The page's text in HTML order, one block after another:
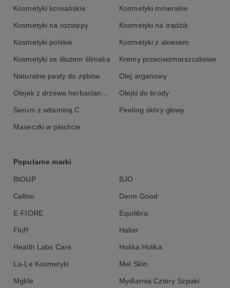
zadziałania składników czynnych. Wyjdź z domowego spa
Epsom Magnesium Sulfate, Olej rycynowy Ricinus communis
kakaowe Theobroma Cacao Seed Butter, Olej makadamia
Macadamia Ternifolia Seed Oil, Olej jojoba Simmondsia Chinensis
Oil, Olejek mandarynkowy Citrus Reticulata Peel Oil, Olejek
eteryczny May Chang Litsea Cubeba Essential Oil.
Kosmetyki koreańskie Kosmetyki mineralne
Kosmetyki na rozstępy Kosmetyki na trądzik
Kosmetyki polskie Kosmetyki z aloesem
Kosmetyki ze śluzem ślimaka Kremy przeciwzmarszczkowe
Naturalne pasty do zębów Olej arganowy
Olejek z drzewa herbacianego Olejki do brody
Serum z witaminą C Peeling skóry głowy
Maseczki w płachcie
Popularne marki
BIOUP BJO
Celloo Derm Good
E-FIORE Equilibra
Fluff Halier
Health Labs Care Holika Holika
La-Le Kosmetyki Mel Skin
Mglife Mydlarnia Cztery Szpaki